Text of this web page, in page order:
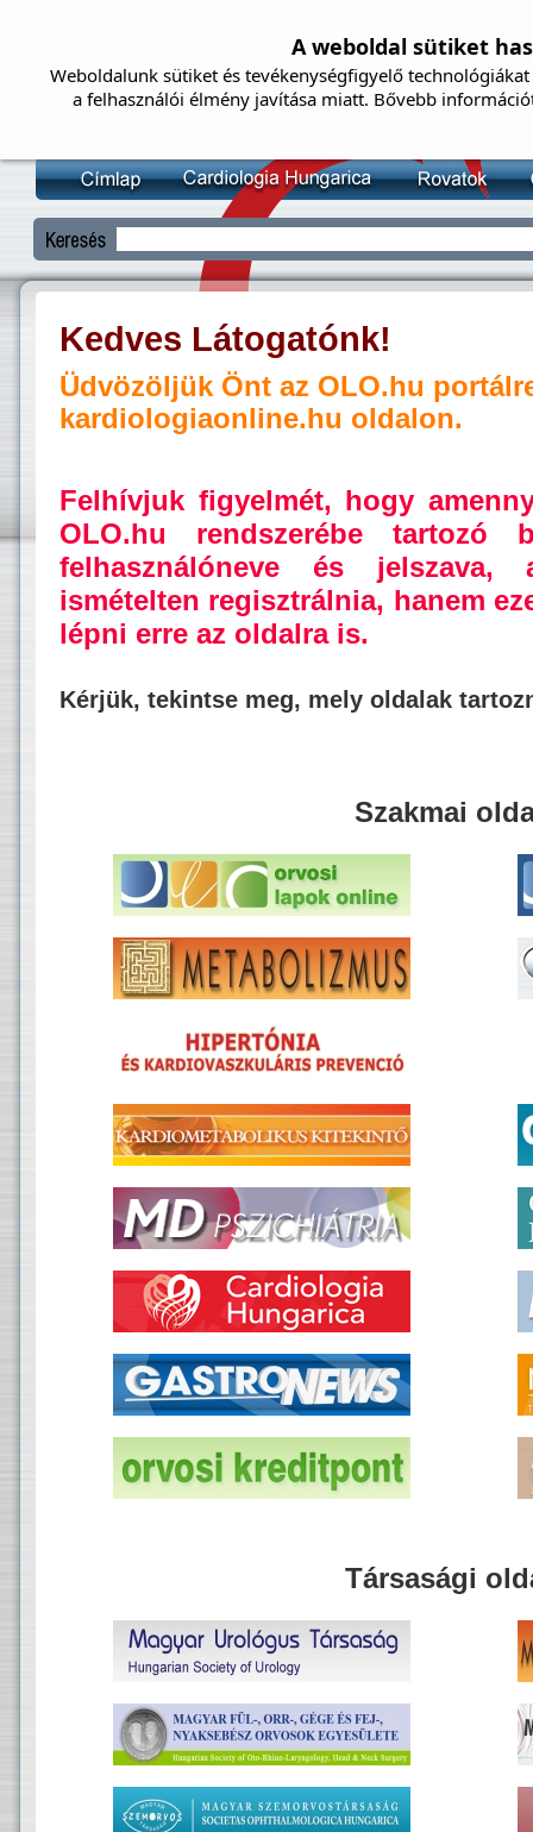
Kedves Látogatónk!
Üdvözöljük Önt az OLO.hu
kardiologiaonline.hu oldalon.
Felhívjuk figyelmét, hogy
OLO.hu rendszerébe tartozó
felhasználóneve és jelszava,
ismételten regisztrálnia, hanem
lépni erre az oldalra is.
Kérjük, tekintse meg, mely oldalak
Szakmai
Társasági
A weboldal sütiket
Weboldalunk sütiket és tevékenységfigyelő
a felhasználói élmény javítása miatt. Bővebb